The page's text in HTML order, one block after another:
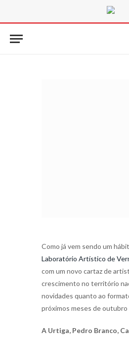
Como já vem sendo um
Laboratório Artístico de
com um novo cartaz de
crescimento no território
novidades quanto ao
próximos meses de outubro
A Urtiga, Pedro Branco,